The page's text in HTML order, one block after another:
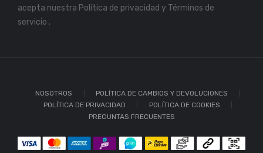
acepta nuestra Política de privacidad y Términos de
servicio .
NOSOTROS
POLÍTICA DE CAMBIOS Y DEVOLUCIONES
POLÍTICA DE PRIVACIDAD
POLÍTICA DE COOKIES
PREGUNTAS FRECUENTES